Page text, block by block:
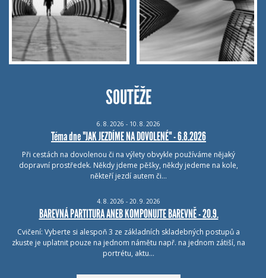
SOUTĚŽE
6. 8. 2026 - 10. 8. 2026
Téma dne "JAK JEZDÍME NA DOVOLENÉ" - 6.8.2026
Při cestách na dovolenou či na výlety obvykle používáme nějaký
dopravní prostředek. Někdy jdeme pěšky, někdy jedeme na kole,
někteří jezdí autem či…
4. 8. 2026 - 20. 9. 2026
BAREVNÁ PARTITURA ANEB KOMPONUJTE BAREVNĚ - 20.9.
Cvičení: Vyberte si alespoň 3 ze základních skladebných postupů a
zkuste je uplatnit pouze na jednom námětu např. na jednom zátiší, na
portrétu, aktu…